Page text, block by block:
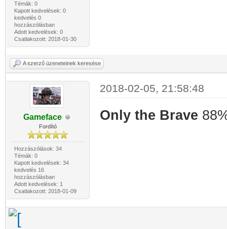
Témák: 0
Kapott kedvelések: 0
kedvelés 0
hozzászólásban
Adott kedvelések: 0
Csatlakozott: 2018-01-30
A szerző üzeneteinek keresése
Gameface
Fordító
Hozzászólások: 34
Témák: 0
Kapott kedvelések: 34
kedvelés 16
hozzászólásban
Adott kedvelések: 1
Csatlakozott: 2018-01-09
2018-02-05, 21:58:48
Only the Brave